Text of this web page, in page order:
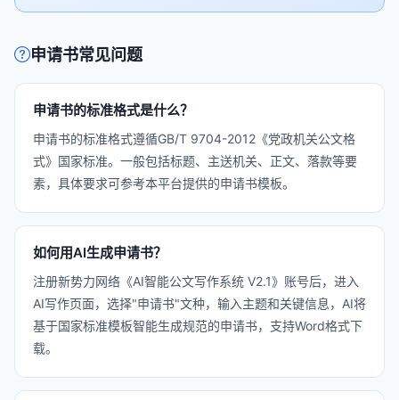
申请书常见问题
申请书的标准格式是什么？
申请书的标准格式遵循GB/T 9704-2012《党政机关公文格
式》国家标准。一般包括标题、主送机关、正文、落款等要
素，具体要求可参考本平台提供的申请书模板。
如何用AI生成申请书？
注册新势力网络《AI智能公文写作系统 V2.1》账号后，进入
AI写作页面，选择"申请书"文种，输入主题和关键信息，AI将
基于国家标准模板智能生成规范的申请书，支持Word格式下
载。